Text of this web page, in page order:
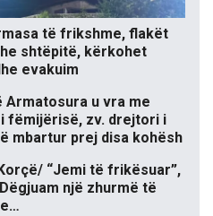
të frikshme, flakët
shtëpitë, kërkohet
evakuim
u vra me
fëmijërisë, zv. drejtori i
mbartur prej disa kohësh
“Jemi të frikësuar”,
një zhurmë të